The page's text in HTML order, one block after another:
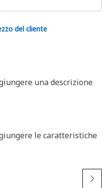
del cliente
una descrizione
le caratteristiche